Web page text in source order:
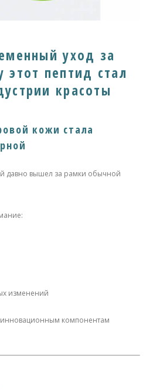
уход за
пептид стал
красоты
кожи стала
давно вышел за рамки обычной
изменений
компонентам